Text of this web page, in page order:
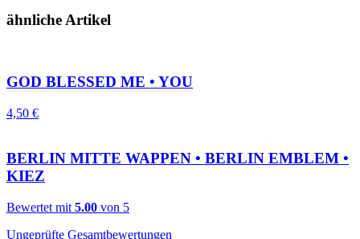
ähnliche Artikel
GOD BLESSED ME • YOU
4,50 €
BERLIN MITTE WAPPEN • BERLIN EMBLEM •
KIEZ
Bewertet mit 5.00 von 5
Ungeprüfte Gesamtbewertungen